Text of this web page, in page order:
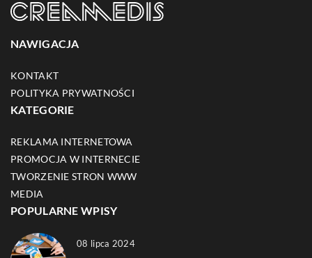
NAWIGACJA
KONTAKT
POLITYKA PRYWATNOŚCI
KATEGORIE
REKLAMA INTERNETOWA
PROMOCJA W INTERNECIE
TWORZENIE STRON WWW
MEDIA
POPULARNE WPISY
08 lipca 2024